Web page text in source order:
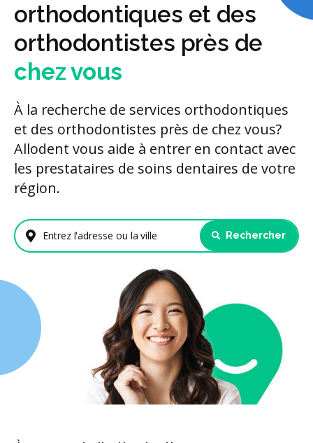
orthodontiques et des
orthodontistes près de
chez vous
À la recherche de services orthodontiques
et des orthodontistes près de chez vous?
Allodent vous aide à entrer en contact avec
les prestataires de soins dentaires de votre
région.
Entrez l'adresse ou la ville Rechercher